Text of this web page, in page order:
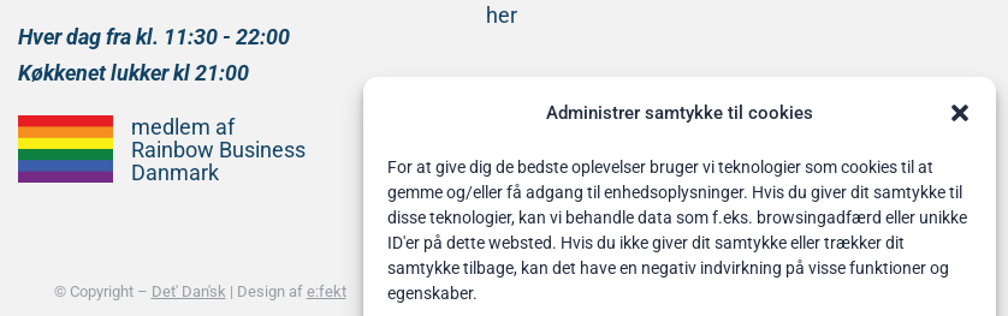
Administrer samtykke til cookies
For at give dig de bedste oplevelser bruger vi teknologier som cookies til at
gemme og/eller få adgang til enhedsoplysninger. Hvis du giver dit samtykke til
disse teknologier, kan vi behandle data som f.eks. browsingadfærd eller unikke
ID'er på dette websted. Hvis du ikke giver dit samtykke eller trækker dit
samtykke tilbage, kan det have en negativ indvirkning på visse funktioner og
egenskaber.
Hver dag fra kl. 11:30 - 22:00
Køkkenet lukker kl 21:00
medlem af
Rainbow Business
Danmark
her
© Copyright – Det' Dan'sk | Design af e:fekt